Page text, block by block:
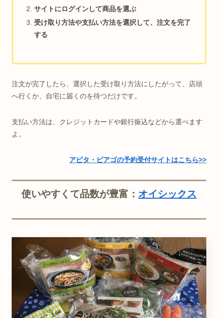
サイトにログインして商品を選ぶ
受け取り方法や支払い方法を選択して、注文を完了
する
注文が完了したら、選択した受け取り方法にしたがって、店頭
へ行くか、自宅に届くのを待つだけです。
支払い方法は、クレジットカードや銀行振込などから選べます
よ。
アピタ・ピアゴの予約受付サイトはこちら>>
使いやすくて品数が豊富： オイシックス